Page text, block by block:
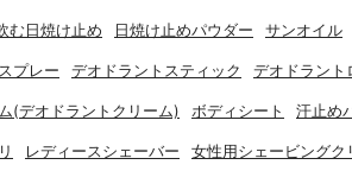
む日焼け止め 日焼け止めパウダー サンオイル
プレー デオドラントスティック デオドラント
(デオドラントクリーム) ボディシート 汗止め
レディースシェーバー 女性用シェービングク